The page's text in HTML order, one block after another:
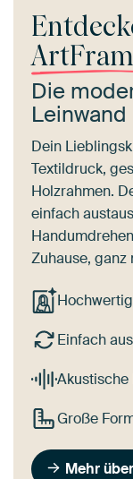
Die
Leinwand
Dein
Textildruck,
Holzrahmen.
einfach
Zuhause, ganz
Einfach
Akustische
Große
Mehr